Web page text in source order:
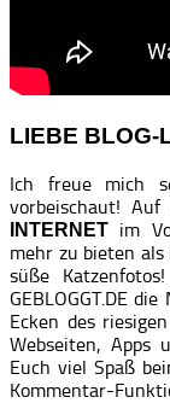
LIEBE BLOG-
Ich freue mich
vorbeischaut!
INTERNET im
mehr zu bieten als
süße
GEBLOGGT.DE
Ecken des
Webseiten, Apps
Euch viel Spaß
Kommentar-